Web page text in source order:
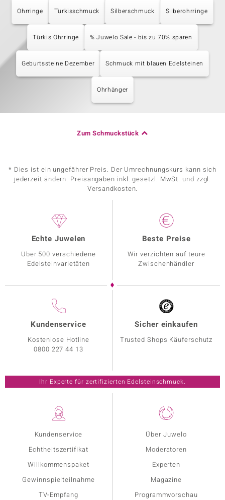
Ohrringe Türkisschmuck Silberschmuck Silberohrringe
Türkis Ohrringe % Juwelo Sale - bis zu 70% sparen
Geburtssteine Dezember Schmuck mit blauen Edelsteinen
Ohrhänger
Zum Schmuckstück
* Dies ist ein ungefährer Preis. Der Umrechnungskurs kann sich
jederzeit ändern. Preisangaben inkl. gesetzl. MwSt. und zzgl.
Versandkosten.
Kundenservice
Echtheitszertifikat
Willkommenspaket
Gewinnspielteilnahme
TV-Empfang
Über Juwelo
Moderatoren
Experten
Magazine
Programmvorschau
Echte Juwelen
Über 500 verschiedene
Edelsteinvarietäten
Beste Preise
Wir verzichten auf teure
Zwischenhändler
Kundenservice
Kostenlose Hotline
0800 227 44 13
Sicher einkaufen
Trusted Shops Käuferschutz
Ihr Experte für zertifizierten Edelsteinschmuck.